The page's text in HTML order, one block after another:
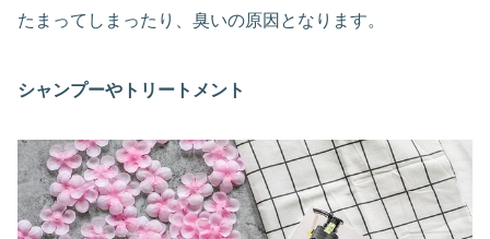
たまってしまったり、臭いの原因となります。
シャンプーやトリートメント